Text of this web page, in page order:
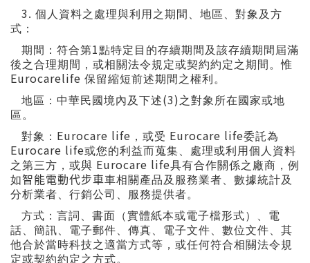
3. 個人資料之處理與利用之期間、地區、對象及方
式：
期間：符合第1點特定目的存續期間及該存續期間屆滿
後之合理期間，或相關法令規定或契約約定之期間。惟
Eurocarelife 保留縮短前述期間之權利。
地區：中華民國境內及下述(3)之對象所在國家或地
區。
對象： Eurocare life ，或受 Eurocare life委託為
Eurocare life或您的利益而蒐集、處理或利用個人資料
之第三方，或與 Eurocare life具有合作關係之廠商，例
如智能電動代步車車相關產品及服務業者、數據統計及
分析業者、行銷公司、服務提供者。
方式：言詞、書面（實體紙本或電子檔形式）、電
話、簡訊、電子郵件、傳真、電子文件、數位文件、其
他合於當時科技之適當方式等，或任何符合相關法令規
定或契約約定之方式。